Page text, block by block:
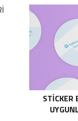
STICKER